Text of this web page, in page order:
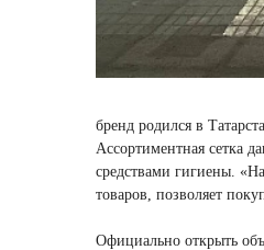
бренд родился в
Ассортиментная сетка
средствами гигиены.
товаров, позволяет
Официально открыть